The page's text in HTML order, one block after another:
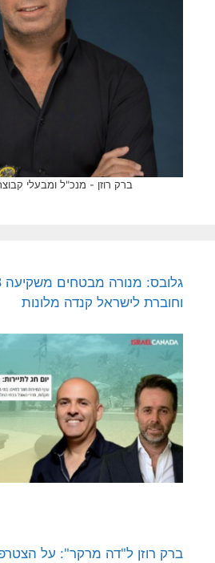
ברק רוזן - מנכ"ל ומבעלי
וחוברת לישראל קנדה מלונות
ברק רוזן ל"דה מרקר": על